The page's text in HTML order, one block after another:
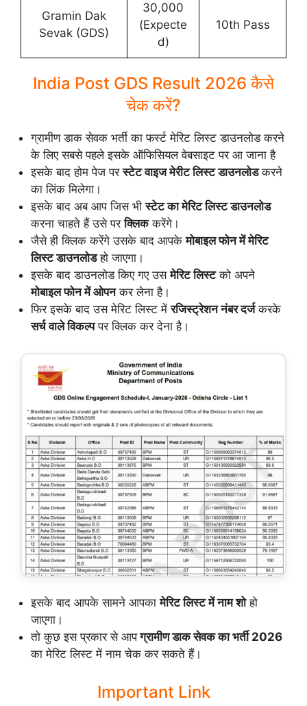
Gramin Dak
Sevak (GDS)
30,000
(Expecte
d)
10th Pass
India Post GDS Result 2026 कैसे
चेक करें?
ग्रामीण डाक सेवक भर्ती का फर्स्ट मेरिट लिस्ट डाउनलोड करने
के लिए सबसे पहले इसके ऑफिसियल वेबसाइट पर आ जाना है
इसके बाद होम पेज परस्टेट वाइज मेरीट लिस्ट डाउनलोडकरने
का लिंक मिलेगा।
इसके बाद अब आप जिस भीस्टेट का मेरिट लिस्ट डाउनलोड
करना चाहते हैं उसे परक्लिककरेंगे।
जैसे ही क्लिक करेंगे उसके बाद आपकेमोबाइल फोन में मेरिट
लिस्ट डाउनलोडहो जाएगा।
इसके बाद डाउनलोड किए गए उसमेरिट लिस्टको अपने
मोबाइल फोन में ओपनकर लेना है।
फिर इसके बाद उस मेरिट लिस्ट मेंरजिस्ट्रेशन नंबर दर्जकरके
सर्च वाले विकल्पपर क्लिक कर देना है।
इसके बाद आपके सामने आपकामेरिट लिस्ट में नाम शोहो
जाएगा।
तो कुछ इस प्रकार से आपग्रामीण डाक सेवक का भर्ती 2026
का मेरिट लिस्ट में नाम चेक कर सकते हैं।
Important Link